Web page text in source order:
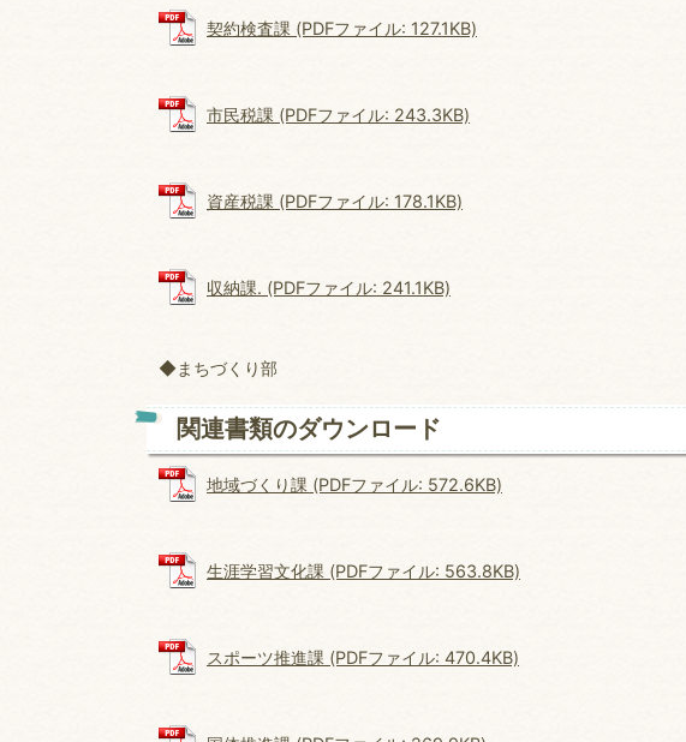
契約検査課 (PDFファイル: 127.1KB)
市民税課 (PDFファイル: 243.3KB)
資産税課 (PDFファイル: 178.1KB)
収納課. (PDFファイル: 241.1KB)
◆まちづくり部
関連書類のダウンロード
地域づくり課 (PDFファイル: 572.6KB)
生涯学習文化課 (PDFファイル: 563.8KB)
スポーツ推進課 (PDFファイル: 470.4KB)